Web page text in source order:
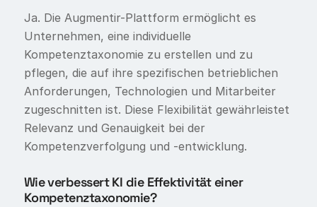
Ja. Die Augmentir-Plattform ermöglicht es
Unternehmen, eine individuelle
Kompetenztaxonomie zu erstellen und zu
pflegen, die auf ihre spezifischen betrieblichen
Anforderungen, Technologien und Mitarbeiter
zugeschnitten ist. Diese Flexibilität gewährleistet
Relevanz und Genauigkeit bei der
Kompetenzverfolgung und -entwicklung.
Wie verbessert KI die Effektivität einer
Kompetenztaxonomie?